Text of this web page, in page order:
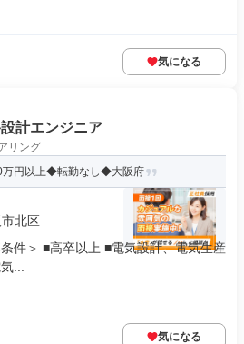
気になる
計エンジニア
リング
円以上◆転勤なし◆大阪府
北区
件＞ ■高卒以上 ■電気設計、電気生産
...
気になる